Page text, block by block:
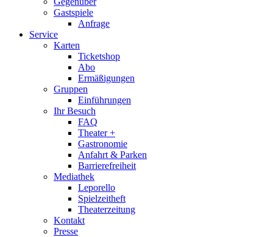
Gastspiele
Anfrage
Service
Karten
Ticketshop
Abo
Ermäßigungen
Gruppen
Einführungen
Ihr Besuch
FAQ
Theater +
Gastronomie
Anfahrt & Parken
Barrierefreiheit
Mediathek
Leporello
Spielzeitheft
Theaterzeitung
Kontakt
Presse